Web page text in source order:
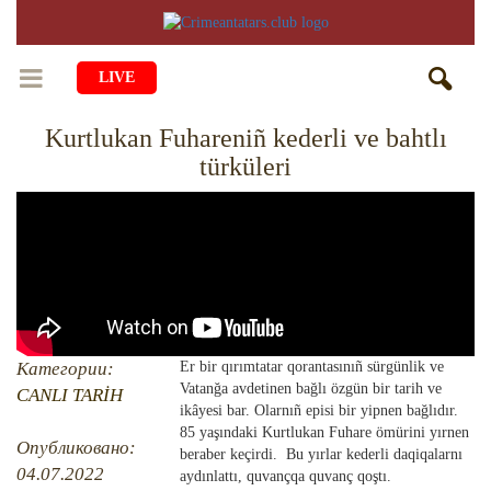
LIVE
BAŞ SAİFE
BALALAR
DİASPORA
İNSANLAR
MUZIKA
EDEBİYAT
ANA TİLİMİZNİ ÖGRENEMİZ
TARİH
AVDET YOLU
SADECE FAKT
MÜİM KÜN
DİN
VAQIYA — ADİSELER
İSLÂMNI ÖGRENEMİZ
MİLLİY YEMEKLER
YEMEK TARİFLERİ
DİGER MALÜMAT
Kurtlukan Fuhareniñ kederli ve bahtlı
türküleri
Категории:
CANLI TARİH
Опубликовано:
04.07.2022
Er bir qırımtatar qorantasınıñ sürgünlik ve
Vatanğa avdetinen bağlı özgün bir tarih ve
ikâyesi bar. Olarnıñ episi bir yipnen bağlıdır.
85 yaşındaki Kurtlukan Fuhare ömürini yırnen
beraber keçirdi. Bu yırlar kederli daqiqalarnı
aydınlattı, quvançqa quvanç qoştı.